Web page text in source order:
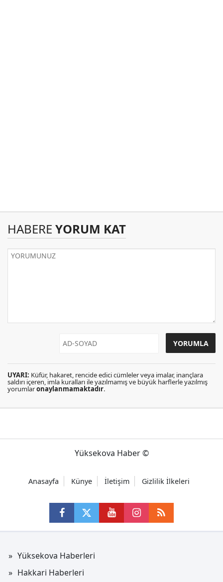
HABERE YORUM KAT
UYARI: Küfür, hakaret, rencide edici cümleler veya imalar, inançlara
saldırı içeren, imla kuralları ile yazılmamış ve büyük harflerle yazılmış
yorumlaronaylanmamaktadır.
Yüksekova Haber ©
Anasayfa Künye İletişim Gizlilik İlkeleri
Yüksekova Haberleri
Hakkari Haberleri